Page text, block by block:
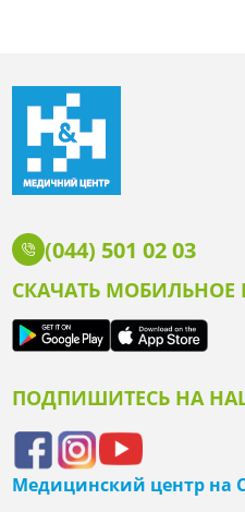
(044) 501 02 03
СКАЧАТЬ
ПОДПИШИТЕСЬ НА
Медицинский центр на